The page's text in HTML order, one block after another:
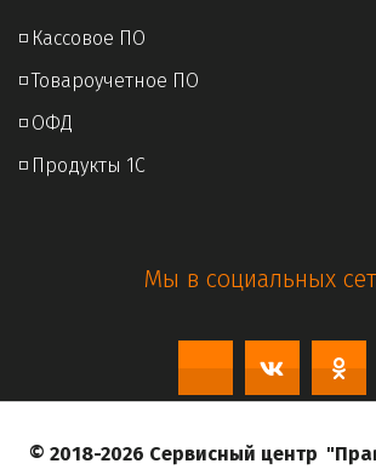
◽ Кассовое ПО
◽ Товароучетное ПО
◽ ОФД
◽ Продукты 1С
Мы в социальных
© 2018-2026 Сервисный центр